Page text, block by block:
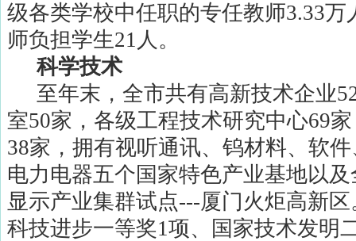
级各类学校中任职的专任教师3.33万
师负担学生21 人。
科学技术
至年末，全市共有高新技术企业
室50家，各级工程技术研究中心69
38家，拥有视听通讯、钨材料、软
电力电器五个国家特色产业基地以
显示产业集群试点---厦门火炬高新
科技进步一等奖1项、国家技术发明